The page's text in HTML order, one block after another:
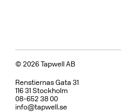
© 2026 Tapwell AB
Renstiernas Gata 31
116 31 Stockholm
08-652 38 00
info@tapwell.se